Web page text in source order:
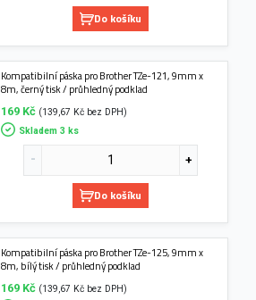
Do košíku
Kompatibilní páska pro Brother TZe-121, 9mm x
8m, černý tisk / průhledný podklad
169 Kč (139,67 Kč bez DPH)
Skladem 3 ks
Do košíku
Kompatibilní páska pro Brother TZe-125, 9mm x
8m, bílý tisk / průhledný podklad
169 Kč (139,67 Kč bez DPH)